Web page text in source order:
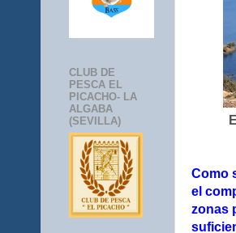
Como
el
zonas
CLUB DE
PESCA EL
PICACHO- LA
ALGABA
(SEVILLA)